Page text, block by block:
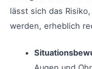
lässt sich das
werden, erheblich